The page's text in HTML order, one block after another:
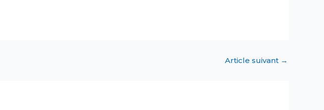
Article suivant →